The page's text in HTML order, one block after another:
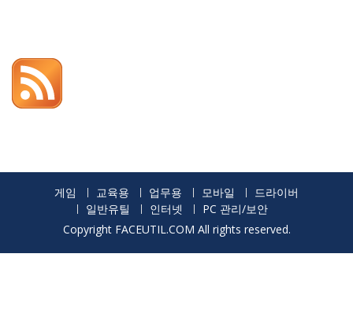
게임 교육용 업무용 모바일
드라이버
일반유틸
인터넷
PC 관리/보안
Copyright FACEUTIL.COM All rights reserved.